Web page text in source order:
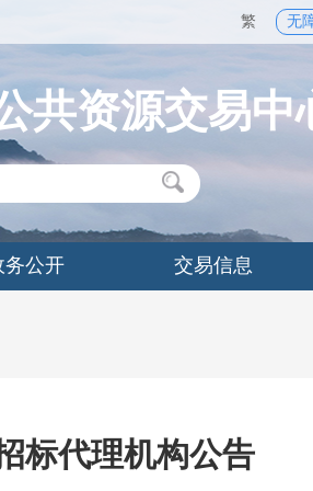
繁 无
共资源交易中
务公开 交易信息
标代理机构公告